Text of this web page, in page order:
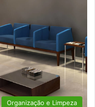
Organização e Limpeza